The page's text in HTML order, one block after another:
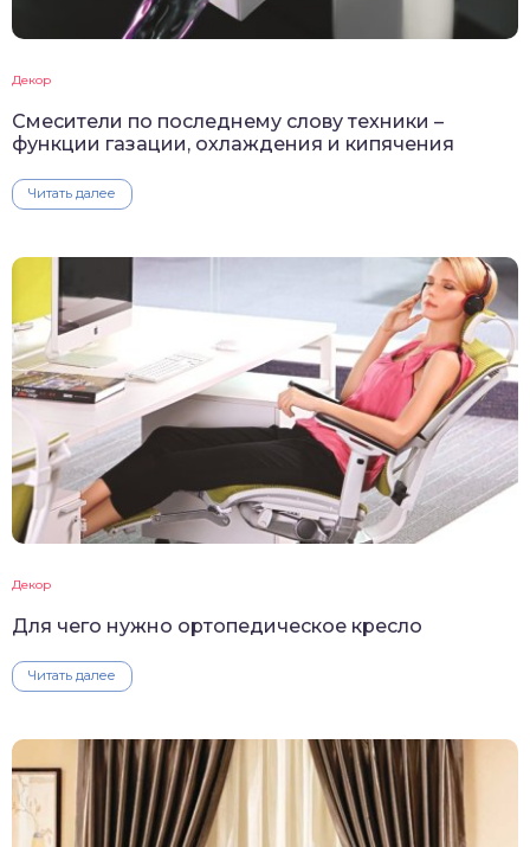
Декор
Смесители по последнему слову техники –
функции газации, охлаждения и кипячения
Читать далее
Декор
Для чего нужно ортопедическое кресло
Читать далее